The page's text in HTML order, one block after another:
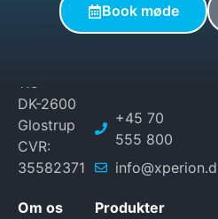
Book møde
115
DK-2600
Glostrup
CVR:
35582371
+45 70
555 800
Om os Produkter